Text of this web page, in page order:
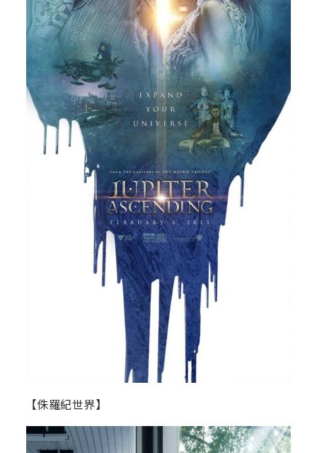
【侏羅紀世界】